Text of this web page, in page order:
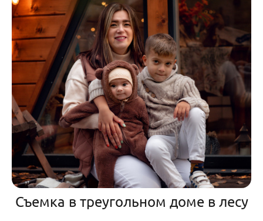
Съемка в треугольном доме в лесу